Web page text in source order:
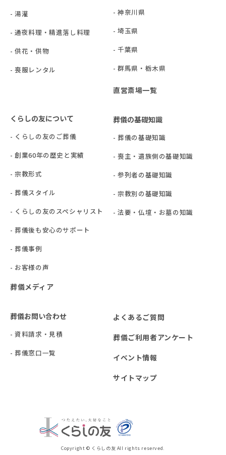
- 湯灌
- 通夜料理・精進落し料理
- 供花・供物
- 喪服レンタル
- 神奈川県
- 埼玉県
- 千葉県
- 群⾺県・栃⽊県
直営斎場一覧
くらしの友について
- くらしの友のご葬儀
- 創業60年の歴史と実績
- 宗教形式
- 葬儀スタイル
- くらしの友のスペシャリスト
- 葬儀後も安心のサポート
- 葬儀事例
- お客様の声
葬儀メディア
葬儀の基礎知識
- 葬儀の基礎知識
- 喪主・遺族側の基礎知識
- 参列者の基礎知識
- 宗教別の基礎知識
- 法要・仏壇・お墓の知識
葬儀お問い合わせ
- 資料請求・見積
- 葬儀窓口一覧
よくあるご質問
葬儀ご利用者アンケート
イベント情報
サイトマップ
Copyright © くらしの友 All rights reserved.